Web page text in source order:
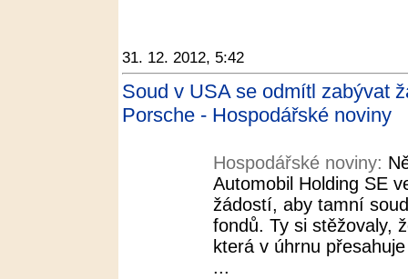
31. 12. 2012, 5:42
Soud v USA se odmítl zabývat
Porsche - Hospodářské noviny
Hospodářské noviny:
Automobil Holding SE
žádostí, aby tamní
fondů. Ty si stěžovaly,
která v úhrnu
...